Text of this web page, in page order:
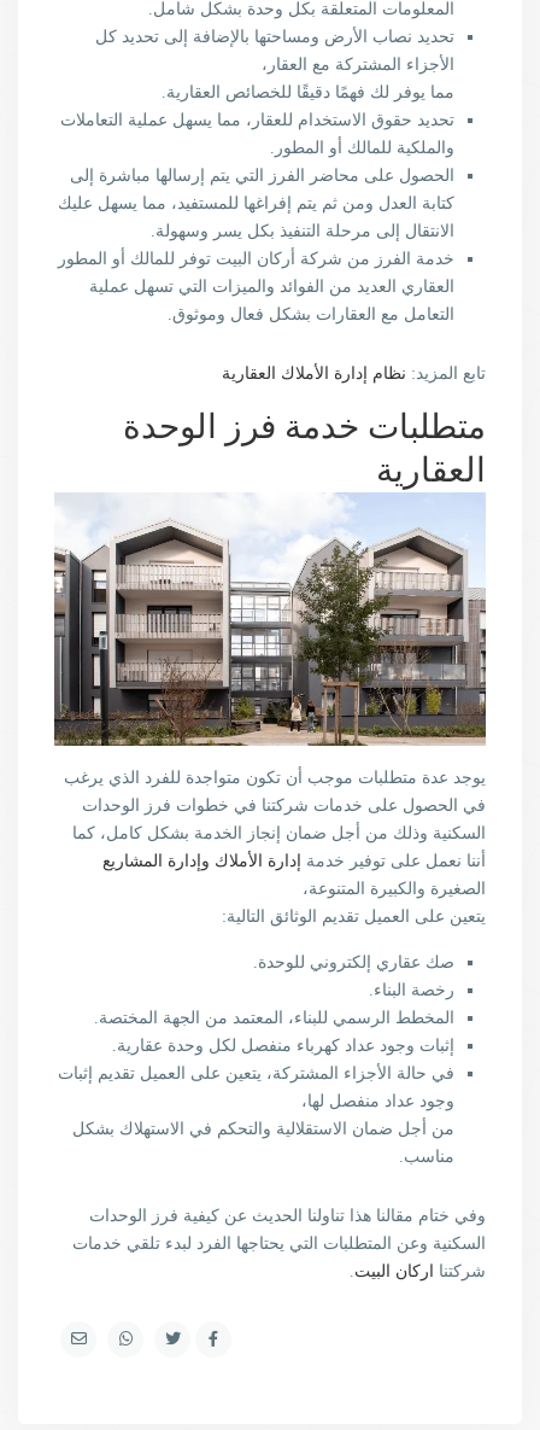
المعلومات المتعلقة بكل وحدة بشكل شامل.
تحديد نصاب الأرض ومساحتها بالإضافة إلى تحديد كل
الأجزاء المشتركة مع العقار،
مما يوفر لك فهمًا دقيقًا للخصائص العقارية.
تحديد حقوق الاستخدام للعقار، مما يسهل عملية التعاملات
والملكية للمالك أو المطور.
الحصول على محاضر الفرز التي يتم إرسالها مباشرة إلى
كتابة العدل ومن ثم يتم إفراغها للمستفيد، مما يسهل عليك
الانتقال إلى مرحلة التنفيذ بكل يسر وسهولة.
خدمة الفرز من شركة أركان البيت توفر للمالك أو المطور
العقاري العديد من الفوائد والميزات التي تسهل عملية
التعامل مع العقارات بشكل فعال وموثوق.
تابع المزيد: نظام إدارة الأملاك العقارية
متطلبات خدمة فرز الوحدة
العقارية
يوجد عدة متطلبات موجب أن تكون متواجدة للفرد الذي يرغب
في الحصول على خدمات شركتنا في خطوات فرز الوحدات
السكنية وذلك من أجل ضمان إنجاز الخدمة بشكل كامل، كما
أننا نعمل على توفير خدمة إدارة الأملاك وإدارة المشاريع
الصغيرة والكبيرة المتنوعة،
يتعين على العميل تقديم الوثائق التالية:
صك عقاري إلكتروني للوحدة.
رخصة البناء.
المخطط الرسمي للبناء، المعتمد من الجهة المختصة.
إثبات وجود عداد كهرباء منفصل لكل وحدة عقارية.
في حالة الأجزاء المشتركة، يتعين على العميل تقديم إثبات
وجود عداد منفصل لها،
من أجل ضمان الاستقلالية والتحكم في الاستهلاك بشكل
مناسب.
وفي ختام مقالنا هذا تناولنا الحديث عن كيفية فرز الوحدات
السكنية وعن المتطلبات التي يحتاجها الفرد لبدء تلقي خدمات
شركتنا
اركان البيت